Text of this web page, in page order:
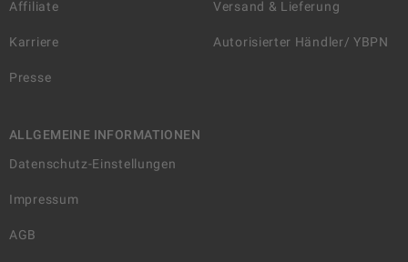
Affiliate
Karriere
Presse
Versand & Lieferung
Autorisierter Händler/ YBPN
ALLGEMEINE INFORMATIONEN
Datenschutz-Einstellungen
Impressum
AGB